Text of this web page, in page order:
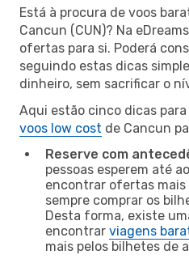
Está à procura de voos
Cancun (CUN)? Na
ofertas para si. Poderá
seguindo estas dicas
dinheiro, sem sacrificar o
Aqui estão cinco dicas
voos low cost de Cancun
Reserve com
pessoas esperem até
encontrar ofertas mais
sempre comprar os
Desta forma, existe
encontrar viagens
mais pelos bilhetes de